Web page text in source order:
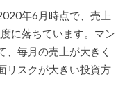
年6月時点で、売上
に落ちています。マン
、毎月の売上が大きく
リスクが大きい投資方